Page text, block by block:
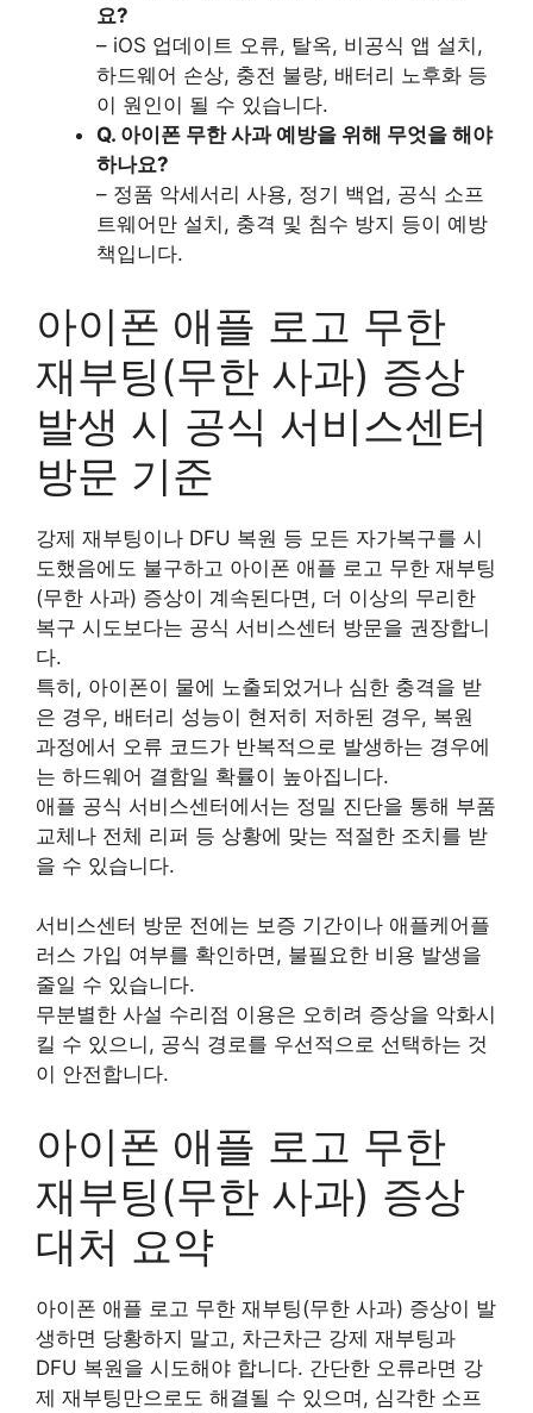
요?
– iOS 업데이트 오류, 탈옥, 비공식 앱 설치,
하드웨어 손상, 충전 불량, 배터리 노후화 등
이 원인이 될 수 있습니다.
Q. 아이폰 무한 사과 예방을 위해 무엇을 해야
하나요?
– 정품 악세서리 사용, 정기 백업, 공식 소프
트웨어만 설치, 충격 및 침수 방지 등이 예방
책입니다.
아이폰 애플 로고 무한
재부팅(무한 사과) 증상
발생 시 공식 서비스센터
방문 기준
강제 재부팅이나 DFU 복원 등 모든 자가복구를 시
도했음에도 불구하고 아이폰 애플 로고 무한 재부팅
(무한 사과) 증상이 계속된다면, 더 이상의 무리한
복구 시도보다는 공식 서비스센터 방문을 권장합니
다.
특히, 아이폰이 물에 노출되었거나 심한 충격을 받
은 경우, 배터리 성능이 현저히 저하된 경우, 복원
과정에서 오류 코드가 반복적으로 발생하는 경우에
는 하드웨어 결함일 확률이 높아집니다.
애플 공식 서비스센터에서는 정밀 진단을 통해 부품
교체나 전체 리퍼 등 상황에 맞는 적절한 조치를 받
을 수 있습니다.
서비스센터 방문 전에는 보증 기간이나 애플케어플
러스 가입 여부를 확인하면, 불필요한 비용 발생을
줄일 수 있습니다.
무분별한 사설 수리점 이용은 오히려 증상을 악화시
킬 수 있으니, 공식 경로를 우선적으로 선택하는 것
이 안전합니다.
아이폰 애플 로고 무한
재부팅(무한 사과) 증상
대처 요약
아이폰 애플 로고 무한 재부팅(무한 사과) 증상이 발
생하면 당황하지 말고, 차근차근 강제 재부팅과
DFU 복원을 시도해야 합니다. 간단한 오류라면 강
제 재부팅만으로도 해결될 수 있으며, 심각한 소프